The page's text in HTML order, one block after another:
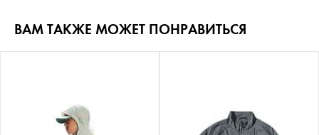
ВАМ ТАКЖЕ МОЖЕТ ПОНРАВИТЬСЯ